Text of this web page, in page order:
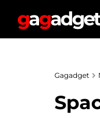
Gagadget